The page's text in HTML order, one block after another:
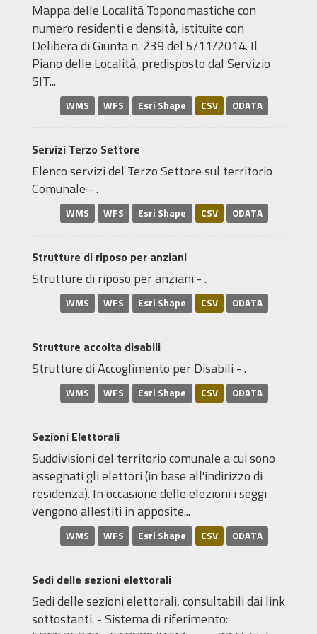
Mappa delle Località Toponomastiche con
numero residenti e densità, istituite con
Delibera di Giunta n. 239 del 5/11/2014. Il
Piano delle Località, predisposto dal Servizio
SIT...
WMS WFS Esri Shape CSV ODATA
Servizi Terzo Settore
Elenco servizi del Terzo Settore sul territorio
Comunale - .
WMS WFS Esri Shape CSV ODATA
Strutture di riposo per anziani
Strutture di riposo per anziani - .
WMS WFS Esri Shape CSV ODATA
Strutture accolta disabili
Strutture di Accoglimento per Disabili - .
WMS WFS Esri Shape CSV ODATA
Sezioni Elettorali
Suddivisioni del territorio comunale a cui sono
assegnati gli elettori (in base all'indirizzo di
residenza). In occasione delle elezioni i seggi
vengono allestiti in apposite...
WMS WFS Esri Shape CSV ODATA
Sedi delle sezioni elettorali
Sedi delle sezioni elettorali, consultabili dai link
sottostanti. - Sistema di riferimento: